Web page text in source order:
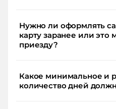
Нужно ли оформлять
карту заранее или это
приезду?
Какое минимальное и
количество дней